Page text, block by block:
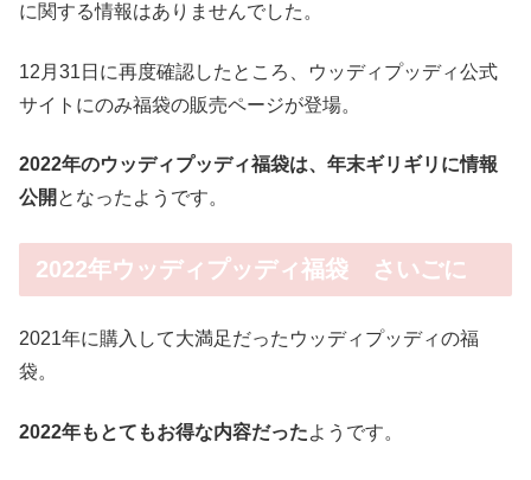
に関する情報はありませんでした。
12月31日に再度確認したところ、ウッディプッディ公式
サイトにのみ福袋の販売ページが登場。
2022年のウッディプッディ福袋は、年末ギリギリに情報
公開 となったようです。
2022年ウッディプッディ福袋 さいごに
2021年に購入して大満足だったウッディプッディの福
袋。
2022年もとてもお得な内容だったようです。